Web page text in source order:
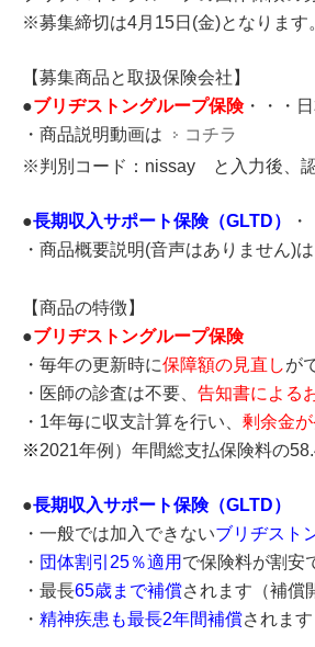
※募集締切は4月15日(金)となります
【募集商品と取扱保険会社】
●ブリヂストングループ保険・・・
・商品説明動画は
コチラ
※判別コード：nissay と入力後、
●長期収入サポート保険（GLTD）
・商品概要説明(音声はありません)は
【商品の特徴】
●ブリヂストングループ保険
・毎年の更新時に保障額の見直しが
・医師の診査は不要、 告知書による
・1年毎に収支計算を行い、 剰余金
※2021年例）年間総支払保険料の
●長期収入サポート保険（GLTD）
・一般では加入できないブリヂスト
・ 団体割引25％適用 で保険料が割安
・最長65歳まで補償されます（補償
・ 精神疾患も最長2年間補償されます